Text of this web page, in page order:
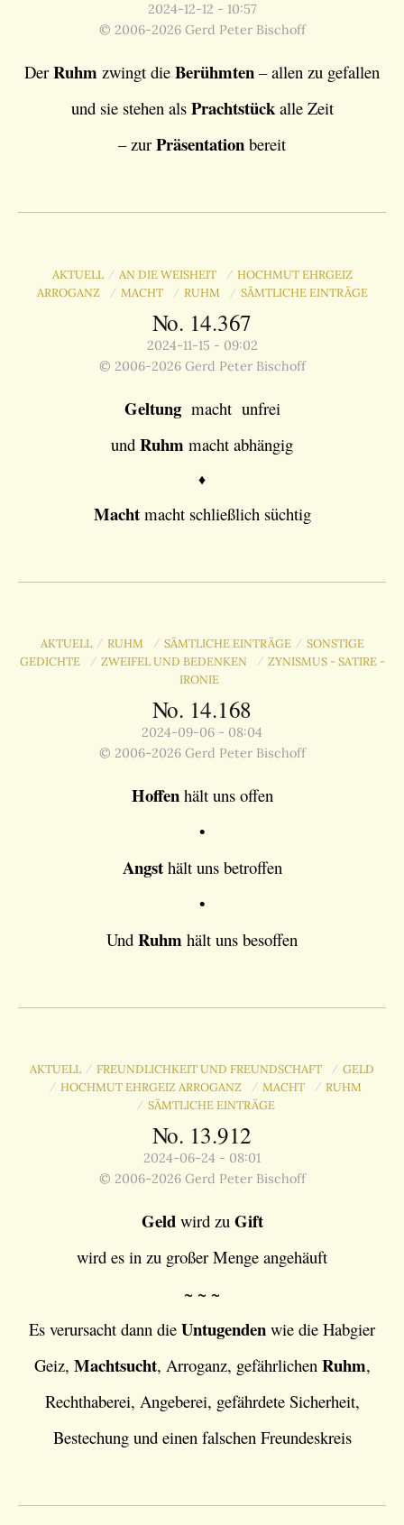
2024-12-12 - 10:57
© 2006-2026 Gerd Peter Bischoff
Der Ruhm zwingt die Berühmten – allen zu gefallen
und sie stehen als Prachtstückalle Zeit
– zur Präsentation bereit
AKTUELL / AN DIE WEISHEIT / HOCHMUT EHRGEIZ
ARROGANZ
/ MACHT / RUHM / SÄMTLICHE EINTRÄGE
No. 14.367
2024-11-15 - 09:02
© 2006-2026 Gerd Peter Bischoff
Geltungmacht unfrei
und Ruhm macht abhängig
♦
Machtmacht schließlich süchtig
AKTUELL / RUHM / SÄMTLICHE EINTRÄGE / SONSTIGE
GEDICHTE
/ ZWEIFEL UND BEDENKEN / ZYNISMUS - SATIRE -
IRONIE
No. 14.168
2024-09-06 - 08:04
© 2006-2026 Gerd Peter Bischoff
Hoffenhält uns offen
•
Angsthält uns betroffen
•
Und Ruhm hält uns besoffen
AKTUELL / FREUNDLICHKEIT UND FREUNDSCHAFT / GELD
/ HOCHMUT EHRGEIZ ARROGANZ / MACHT / RUHM
/ SÄMTLICHE EINTRÄGE
No. 13.912
2024-06-24 - 08:01
© 2006-2026 Gerd Peter Bischoff
Geldwird zu Gift
wird es in zu großer Menge angehäuft
~ ~ ~
Es verursacht dann die Untugenden wie die Habgier
Geiz, Machtsucht, Arroganz, gefährlichen Ruhm,
Rechthaberei, Angeberei, gefährdete Sicherheit,
Bestechung und einen falschen Freundeskreis